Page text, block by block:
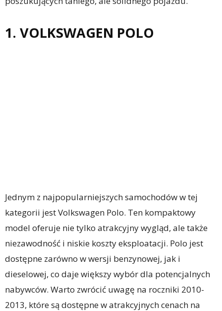
1. VOLKSWAGEN POLO
Jednym z najpopularniejszych samochodów w tej
kategorii jest Volkswagen Polo. Ten kompaktowy
model oferuje nie tylko atrakcyjny wygląd, ale także
niezawodność i niskie koszty eksploatacji. Polo jest
dostępne zarówno w wersji benzynowej, jak i
dieselowej, co daje większy wybór dla potencjalnych
nabywców. Warto zwrócić uwagę na roczniki 2010-
2013, które są dostępne w atrakcyjnych cenach na